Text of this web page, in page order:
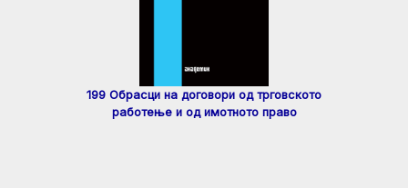
199 Обрасци на договори од трговското
работење и од имотното право